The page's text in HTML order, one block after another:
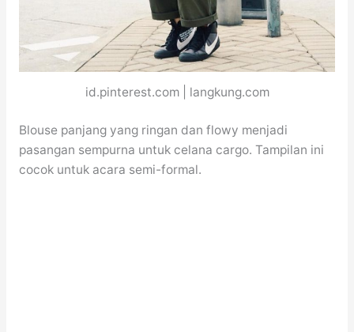
id.pinterest.com | langkung.com
Blouse panjang yang ringan dan flowy menjadi
pasangan sempurna untuk celana cargo. Tampilan ini
cocok untuk acara semi-formal.